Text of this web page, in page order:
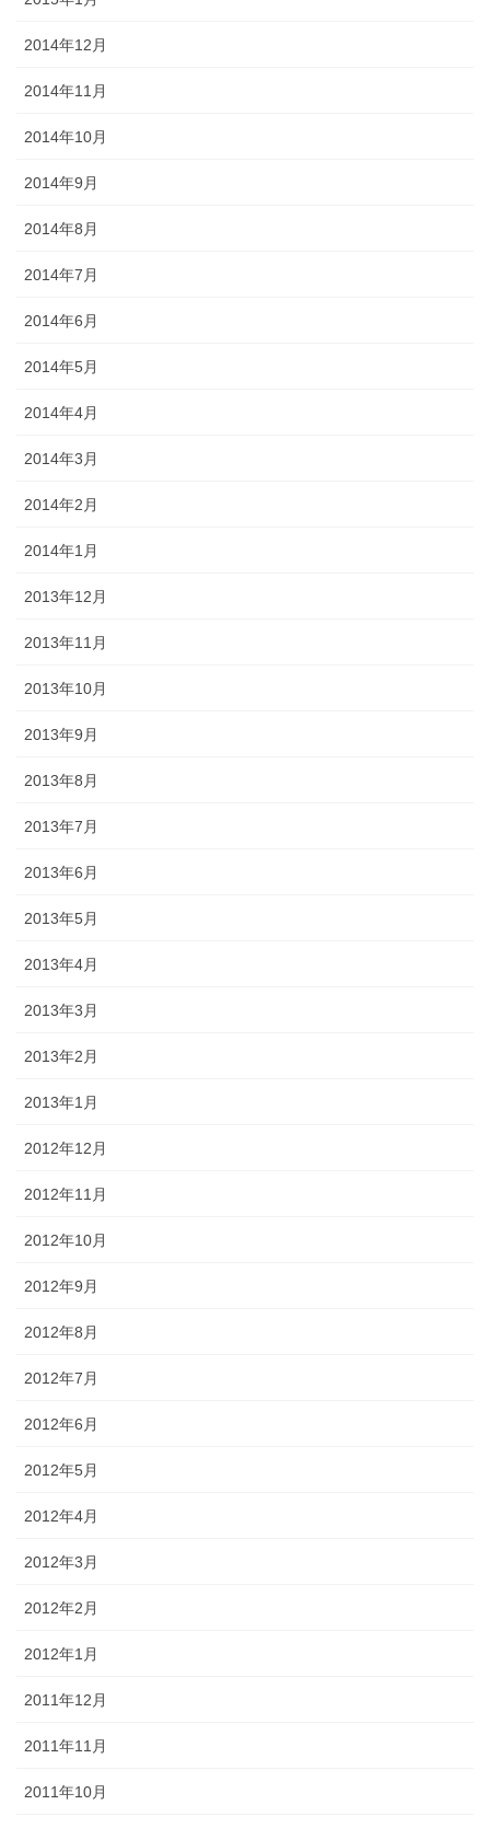
2014年12月
2014年11月
2014年10月
2014年9月
2014年8月
2014年7月
2014年6月
2014年5月
2014年4月
2014年3月
2014年2月
2014年1月
2013年12月
2013年11月
2013年10月
2013年9月
2013年8月
2013年7月
2013年6月
2013年5月
2013年4月
2013年3月
2013年2月
2013年1月
2012年12月
2012年11月
2012年10月
2012年9月
2012年8月
2012年7月
2012年6月
2012年5月
2012年4月
2012年3月
2012年2月
2012年1月
2011年12月
2011年11月
2011年10月